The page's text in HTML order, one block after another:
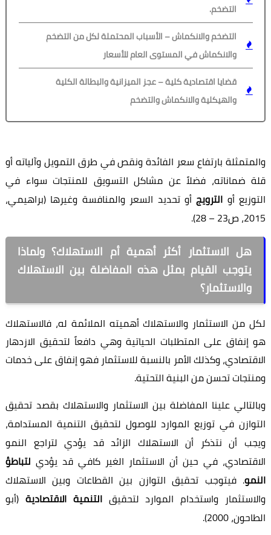
التضخم.
التضخم والانكماش – الأسباب المحتملة لكل من التضخم
والانكماش في المستوى العام للأسعار
قضايا اقتصادية كلية – عجز الميزانية والبطالة الكلية
والهيكلية والانكماش والتضخم
والمتمثلة بارتفاع سعر الفائدة ونقص في طرق التمويل وآلياته أو
قلة ضماناته، فضلاً عن مشاكل التسويق للمنتجات سواء في
التوزيع أو الترويجأو تحديد السعر والمنافسة وغيرها (براهيمي،
2015، ص23 – 28).
هل الاستثمار أكثر أهمية أم الاستهلاك؟ ولماذا
يتوجب القيام بمثل هذه المفاضلة بين الاستهلاك
والاستثمار؟
لكل من الاستثمار والاستهلاك أهميته الملائمة له، فالاستهلاك
هو إنفاق على المتطلبات الحياتية وهي دافعاً لتحقيق الازدهار
الاقتصادي، وكذلك الأمر بالنسبة للاستثمار فهو إنفاق على خدمات
ومنتجات تحسن من البنية التحتية.
وبالتالي علينا المفاضلة بين الاستثمار والاستهلاك بقصد تحقيق
التوازن في توزيع الموارد للوصول لتحقيق التنمية المستدامة،
ويجب أن نتذكر أن الاستهلاك الزائد قد يؤدي لتراجع النمو
الاقتصادي، في حين أن الاستثمار الغير كافي قد يؤدي لتباطؤ
النمو. فيتوجب تحقيق التوازن بين القطاعات وبين الاستهلاك
والاستثمار واستخدام الموارد لتحقيقالتنمية الاقتصادية (أبو
الطاحون، 2000).